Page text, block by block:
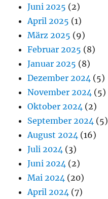
Juni 2025 (2)
April 2025 (1)
März 2025 (9)
Februar 2025 (8)
Januar 2025 (8)
Dezember 2024 (5)
November 2024 (5)
Oktober 2024 (2)
September 2024 (5)
August 2024 (16)
Juli 2024 (3)
Juni 2024 (2)
Mai 2024 (20)
April 2024 (7)